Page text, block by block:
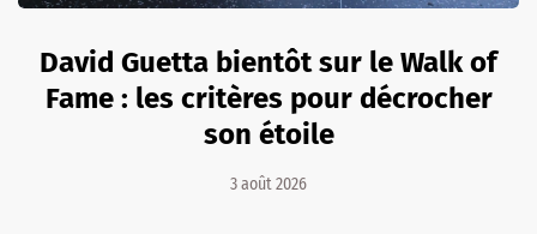
David Guetta bientôt sur le Walk of
Fame : les critères pour décrocher
son étoile
3 août 2026